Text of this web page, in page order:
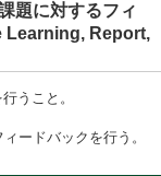
題に対するフィ
Learning, Report,
うこと。
ードバックを行う。